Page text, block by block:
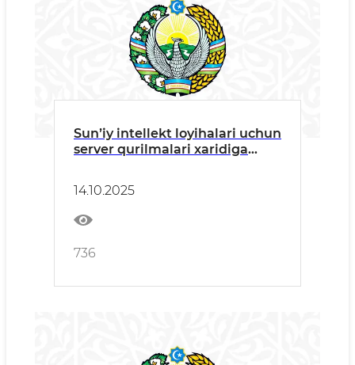
Sunʼiy intellekt loyihalari uchun
server qurilmalari xaridiga
14.10.2025
736